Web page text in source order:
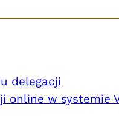
delegacji
online w systemie